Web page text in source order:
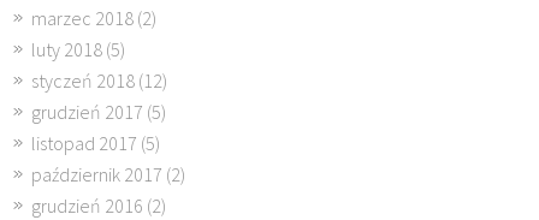
marzec 2018 (2)
luty 2018 (5)
styczeń 2018 (12)
grudzień 2017 (5)
listopad 2017 (5)
październik 2017 (2)
grudzień 2016 (2)